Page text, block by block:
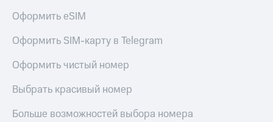
Оформить eSIM
Оформить SIM-карту в Telegram
Оформить чистый номер
Выбрать красивый номер
Больше возможностей выбора номера